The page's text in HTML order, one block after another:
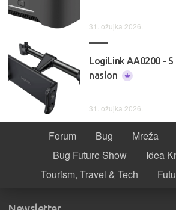
31. ožujka 2026.
LogiLink AA0200 -
naslon
31. ožujka 2026.
Forum Bug Mreža
Bug Future Show
Idea
Tourism, Travel & Tech